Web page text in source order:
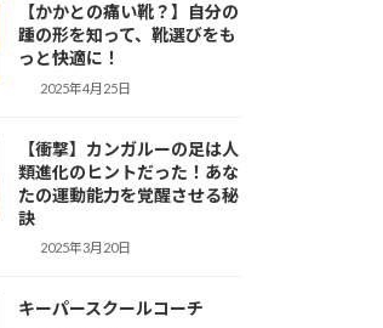
【かかとの痛い靴？】自分の
踵の形を知って、靴選びをも
っと快適に！
2025年4月25日
【衝撃】カンガルーの足は人
類進化のヒントだった！あな
たの運動能力を覚醒させる秘
訣
2025年3月20日
キーパースクールコーチ